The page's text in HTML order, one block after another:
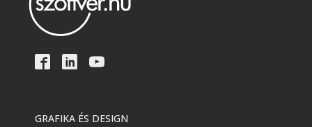
GRAFIKA ÉS DESIGN